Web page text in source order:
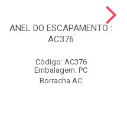
ANEL DO ESCAPAMENTO :
AC376
Código: AC376
Embalagem: PC
Borracha AC